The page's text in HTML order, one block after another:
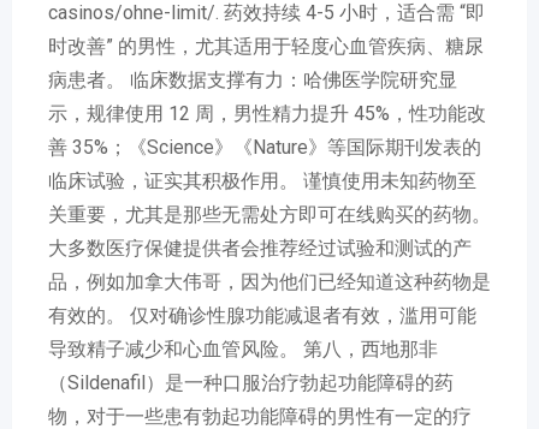
casinos/ohne-limit/. 药效持续 4-5 小时，适合需 “即
时改善” 的男性，尤其适用于轻度心血管疾病、糖尿
病患者。 临床数据支撑有力：哈佛医学院研究显
示，规律使用 12 周，男性精力提升 45%，性功能改
善 35%；《Science》《Nature》等国际期刊发表的
临床试验，证实其积极作用。 谨慎使用未知药物至
关重要，尤其是那些无需处方即可在线购买的药物。
大多数医疗保健提供者会推荐经过试验和测试的产
品，例如加拿大伟哥，因为他们已经知道这种药物是
有效的。 仅对确诊性腺功能减退者有效，滥用可能
导致精子减少和心血管风险。 第八，西地那非
（Sildenafil）是一种口服治疗勃起功能障碍的药
物，对于一些患有勃起功能障碍的男性有一定的疗